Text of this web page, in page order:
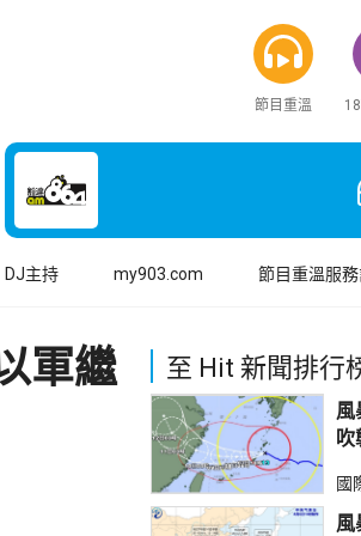
節目重溫
DJ主持 my903.com 節目重溫服務
軍繼 至 Hit 新聞排行
風
國
風